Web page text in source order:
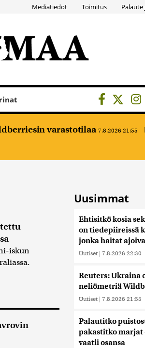
Mediatiedot Toimitus
varastotilaa 7.8.2026 21:55
iskun
Uusimmat
Ehtisitkö kosia
on tiedepiireissä
jonka haitat
Uutiset | 7.8.2026 22:30
Reuters: Ukraina
neliömetriä
Uutiset | 7.8.2026 21:55
Palautitko
pakastitko marjat
vaatii osansa